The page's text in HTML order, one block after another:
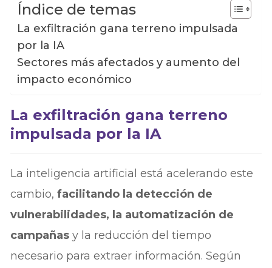
Índice de temas
La exfiltración gana terreno impulsada
por la IA
Sectores más afectados y aumento del
impacto económico
La exfiltración gana terreno
impulsada por la IA
La inteligencia artificial está acelerando este
cambio,facilitando la detección de
vulnerabilidades, la automatización de
campañas y la reducción del tiempo
necesario para extraer información. Según